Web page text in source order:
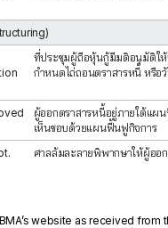
ที่ประชุมผู้ถือหุ้นกู้มีมติอนุมัติให้
กำหนดไถ่ถอนตราสารหนี้ หรือ
ผู้ออกตราสารหนี้อยู่ภายใต้แผ
เห็นชอบด้วยแผนฟื้นฟูกิจการ
ศาลล้มละลายพิพากษาให้ผู้ออ
website as received from